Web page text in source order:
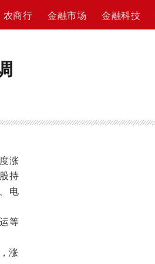
农商行 金融市场 金融科技
涨
持
电
等
涨